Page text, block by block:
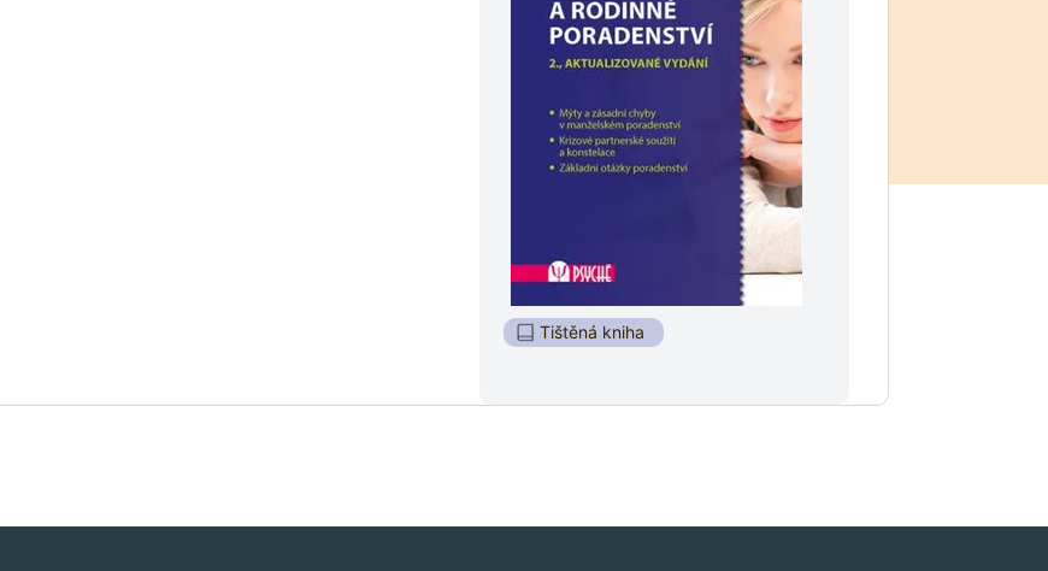
Tištěná kniha